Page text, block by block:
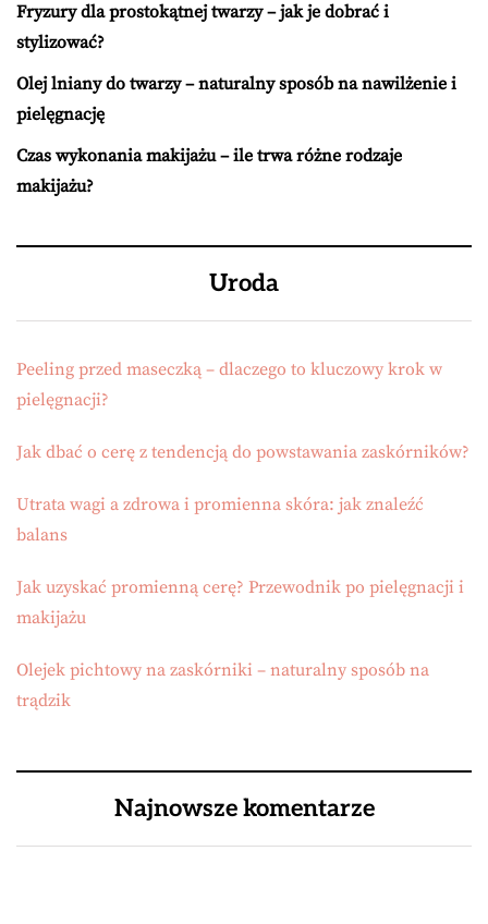
Fryzury dla prostokątnej twarzy – jak je dobrać i
stylizować?
Olej lniany do twarzy – naturalny sposób na nawilżenie i
pielęgnację
Czas wykonania makijażu – ile trwa różne rodzaje
makijażu?
Uroda
Peeling przed maseczką – dlaczego to kluczowy krok w
pielęgnacji?
Jak dbać o cerę z tendencją do powstawania zaskórników?
Utrata wagi a zdrowa i promienna skóra: jak znaleźć
balans
Jak uzyskać promienną cerę? Przewodnik po pielęgnacji i
makijażu
Olejek pichtowy na zaskórniki – naturalny sposób na
trądzik
Najnowsze komentarze